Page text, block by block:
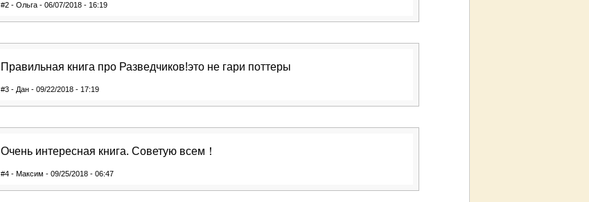
#2 - Ольга - 06/07/2018 - 16:19
Правильная книга про Разведчиков!это не гари поттеры
#3 - Дан - 09/22/2018 - 17:19
Очень интересная книга. Советую всем！
#4 - Максим - 09/25/2018 - 06:47